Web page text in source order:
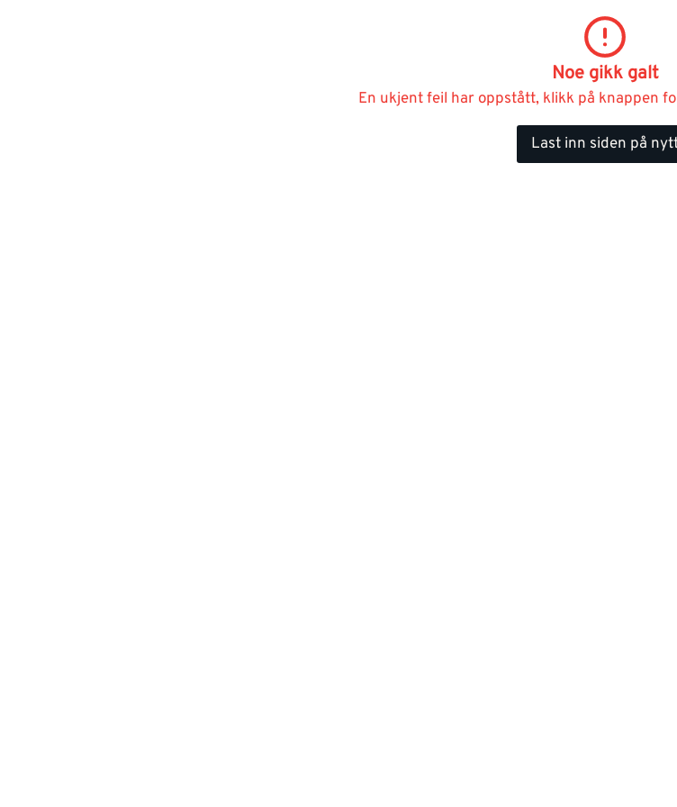
Noe gikk galt
En ukjent feil har oppstått, klikk på knappen
Last inn siden på